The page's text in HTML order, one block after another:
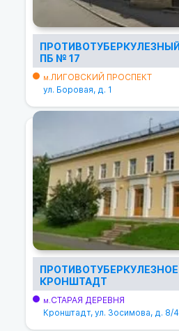
ПБ № 17
м.ЛИГОВСКИЙ ПРОСПЕКТ
ул. Боровая, д. 1
КРОНШТАДТ
м.СТАРАЯ ДЕРЕВНЯ
Кронштадт, ул. Зосимова, д. 8/